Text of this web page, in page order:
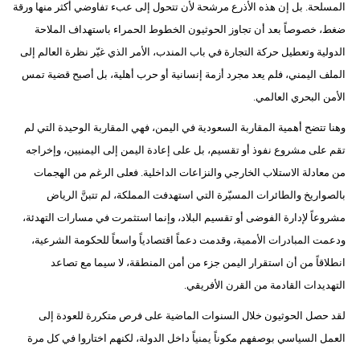
المسلحة. بل إن هذه الأذرع مرشحة لأن تتحول إلى عبء تفاوضي أكثر منها ورقة
ضغط، خصوصاً بعد أن تجاوز الحوثيون الخطوط الحمراء باستهداف الملاحة
الدولية وتعطيل حركة التجارة في باب المندب، الأمر الذي غيّر نظرة العالم إلى
الملف اليمني، فلم يعد مجرد أزمة إنسانية أو حرب أهلية، بل أصبح قضية تمس
الأمن البحري العالمي.
وهنا تتضح أهمية المقاربة السعودية في اليمن، فهي المقاربة الوحيدة التي لم
تقم على مشروع نفوذ أو تقسيم، بل على إعادة اليمن إلى اليمنيين، وإخراجه
من معادلة الاستلاب الخارجي والنزاعات الداخلية. فعلى الرغم من الهجمات
بالصواريخ والطائرات المسيّرة التي استهدفت المملكة، لم تتبنَّ الرياض
مشروعاً لإدارة الفوضى أو تقسيم البلاد، وإنما استثمرت في مسارات التهدئة،
ودعمت المبادرات الأممية، وقدمت دعماً اقتصادياً واسعاً للحكومة الشرعية،
انطلاقاً من أن استقرار اليمن جزء من أمن المنطقة، لا سيما مع تصاعد
التهديدات القادمة من القرن الأفريقي.
لقد حصل الحوثيون خلال السنوات الماضية على فرص متكررة للعودة إلى
العمل السياسي بوصفهم مكوناً يمنياً داخل الدولة، لكنهم اختاروا في كل مرة